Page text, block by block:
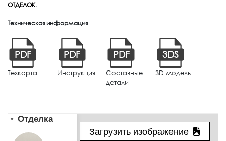
ОТДЕЛОК.
Техническая информация
PDF
Техкарта
PDF
Инструкция
PDF
Составные
детали
3DS
3D модель